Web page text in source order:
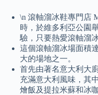
\n 滾軸溜冰鞋專門店
時，於維多利亞公園
驗，只要熱愛滾軸溜
這個滾軸溜冰場面積
大的場地之一。
首先由著名意大利大
充滿意大利風味，其
燴飯及提拉米蘇和冰